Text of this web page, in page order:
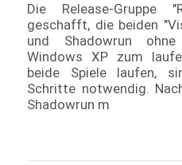
Die Release-Gruppe
geschafft, die beiden
und Shadowrun
Windows XP zum
beide Spiele laufen,
Schritte notwendig.
Shadowrun m